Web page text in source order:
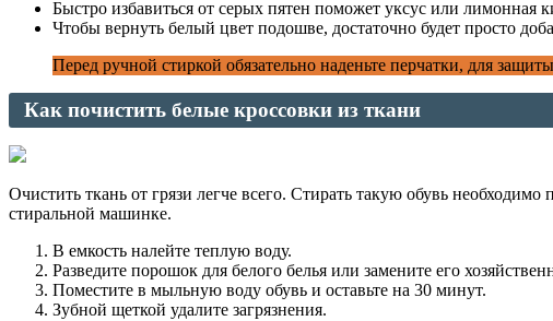
Быстро избавиться от серых пятен поможет уксус или лимонная
Чтобы вернуть белый цвет подошве, достаточно будет просто
Перед ручной стиркой обязательно наденьте перчатки, для
Как почистить белые кроссовки из ткани
Очистить ткань от грязи легче всего. Стирать такую обувь
стиральной машинке.
В емкость налейте теплую воду.
Разведите порошок для белого белья или замените его
Поместите в мыльную воду обувь и оставьте на 30 минут.
Зубной щеткой удалите загрязнения.